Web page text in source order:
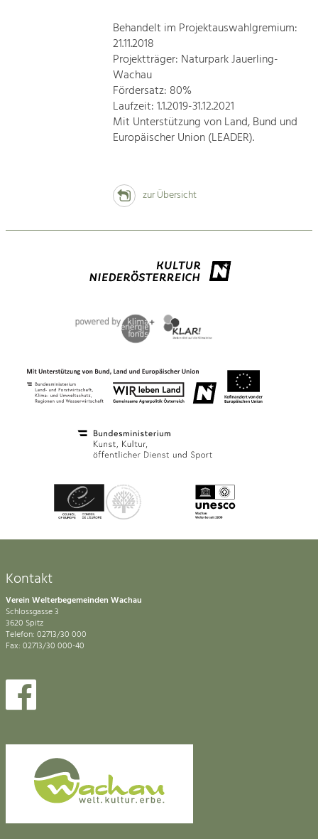
Behandelt im Projektauswahlgremium:
21.11.2018
Projektträger: Naturpark Jauerling-
Wachau
Fördersatz: 80%
Laufzeit: 1.1.2019-31.12.2021
Mit Unterstützung von Land, Bund und
Europäischer Union (LEADER).
zur Übersicht
Kontakt
Verein Welterbegemeinden Wachau
Schlossgasse 3
3620 Spitz
Telefon: 02713/30 000
Fax: 02713/30 000-40